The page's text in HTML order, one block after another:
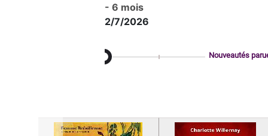
- 6 mois
2/7/2026
Nouveautés